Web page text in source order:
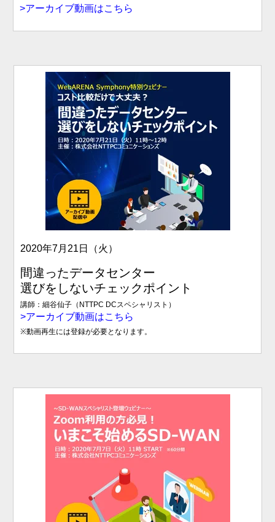
>アーカイブ動画はこちら
2020年7月21日（火）
間違ったデータセンター
選びをしないチェックポイント
講師： 細谷仙子（NTTPC DCスペシャリスト）
>アーカイブ動画はこちら
※動画再生には登録が必要となります。